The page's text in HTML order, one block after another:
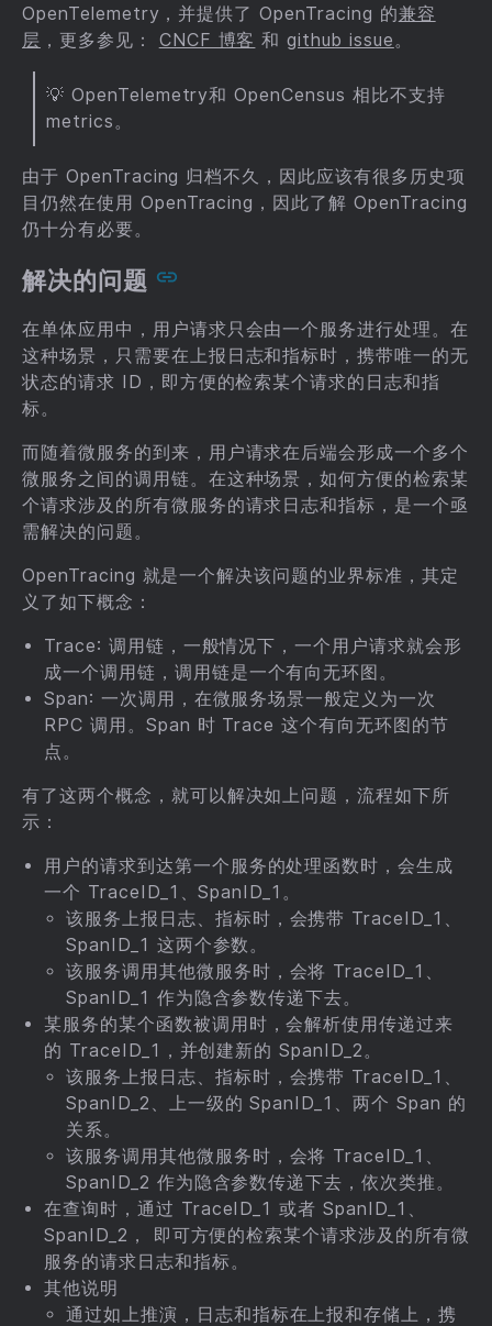
OpenTelemetry，并提供了 OpenTracing 的兼容
层 ，更多参见： CNCF 博客 和github issue。
💡 OpenTelemetry和 OpenCensus 相比不支持
metrics。
由于 OpenTracing 归档不久，因此应该有很多历史项
目仍然在使用 OpenTracing，因此了解 OpenTracing
仍十分有必要。
解决的问题
在单体应用中，用户请求只会由一个服务进行处理。在
这种场景，只需要在上报日志和指标时，携带唯一的无
状态的请求 ID，即方便的检索某个请求的日志和指
标。
而随着微服务的到来，用户请求在后端会形成一个多个
微服务之间的调用链。在这种场景，如何方便的检索某
个请求涉及的所有微服务的请求日志和指标，是一个亟
需解决的问题。
OpenTracing 就是一个解决该问题的业界标准，其定
义了如下概念：
Trace: 调用链，一般情况下，一个用户请求就会形
成一个调用链，调用链是一个有向无环图。
Span: 一次调用，在微服务场景一般定义为一次
RPC 调用。Span 时 Trace 这个有向无环图的节
点。
有了这两个概念，就可以解决如上问题，流程如下所
示：
用户的请求到达第一个服务的处理函数时，会生成
一个 TraceID_1、SpanID_1。
该服务上报日志、指标时，会携带 TraceID_1、
SpanID_1 这两个参数。
该服务调用其他微服务时，会将 TraceID_1、
SpanID_1 作为隐含参数传递下去。
某服务的某个函数被调用时，会解析使用传递过来
的 TraceID_1，并创建新的 SpanID_2。
该服务上报日志、指标时，会携带 TraceID_1、
SpanID_2、上一级的 SpanID_1、两个 Span 的
关系。
该服务调用其他微服务时，会将 TraceID_1、
SpanID_2 作为隐含参数传递下去，依次类推。
在查询时，通过 TraceID_1 或者 SpanID_1、
SpanID_2， 即可方便的检索某个请求涉及的所有微
服务的请求日志和指标。
其他说明
通过如上推演，日志和指标在上报和存储上，携